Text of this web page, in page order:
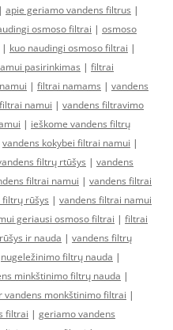
| apie geriamo vandens filtrus |
osmoso filtrai | osmoso
| kuo naudingi osmoso filtrai |
pasirinkimas | filtrai
| filtrai namams | vandens
namui | vandens filtravimo
| ieškome vandens filtrų
vandens kokybei filtrai namui |
filtrų rtūšys | vandens
filtrai namui | vandens filtrai
filtrų rūšys | vandens filtrai namui
geriausi osmoso filtrai | filtrai
ir nauda | vandens filtrų
nugeležinimo filtrų nauda |
minkštinimo filtrų nauda |
vandens monkštinimo filtrai |
filtrai | geriamo vandens